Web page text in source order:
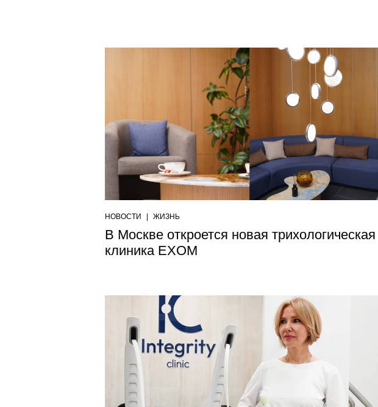
НОВОСТИ ЖИЗНЬ
В Москве откроется новая трихологическая
клиника EXOM